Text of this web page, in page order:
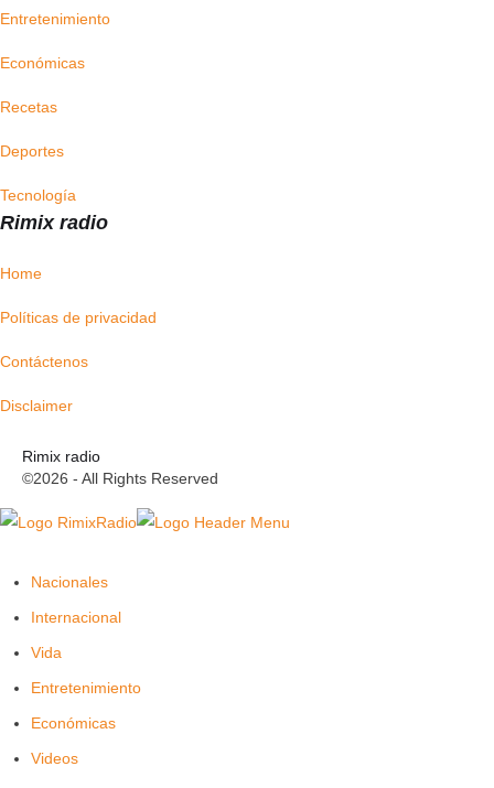
Rimix radio
Home
Políticas de privacidad
Contáctenos
Disclaimer
Entretenimiento
Económicas
Recetas
Deportes
Tecnología
Rimix radio
©2026 - All Rights Reserved
Nacionales
Internacional
Vida
Entretenimiento
Económicas
Videos